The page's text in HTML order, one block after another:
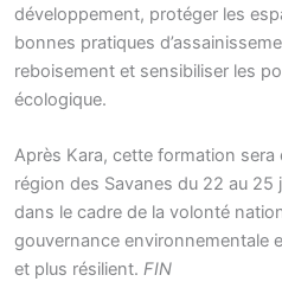
développement, protéger les
bonnes pratiques
reboisement et sensibiliser les
écologique.
Après Kara, cette formation sera
région des Savanes du 22 au 25
dans le cadre de la volonté
gouvernance environnementale
et plus résilient. FIN